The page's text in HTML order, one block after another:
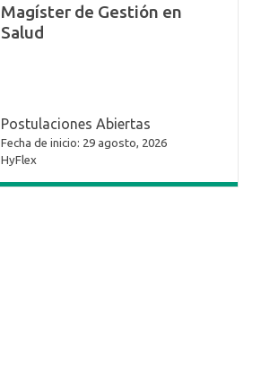
Magíster de Gestión en
Salud
Postulaciones Abiertas
Fecha de inicio: 29 agosto, 2026
HyFlex